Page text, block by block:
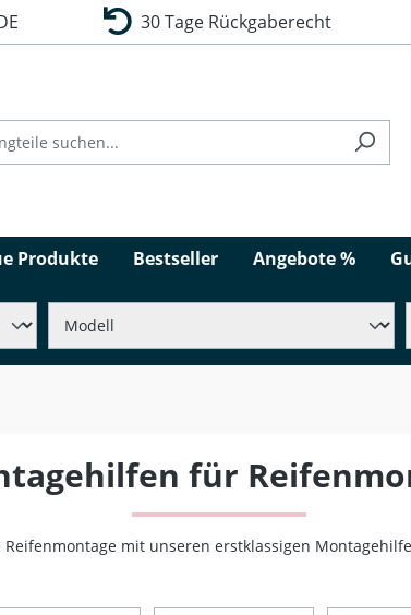
30 Tage Rückgaberecht
Produkte Bestseller Angebote %
für
mit unseren erstklassigen